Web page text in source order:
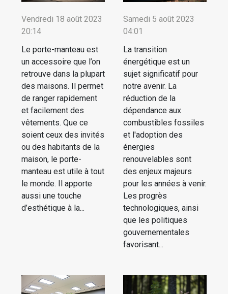
Vendredi 18 août 2023
20:14
Le porte-manteau est
un accessoire que l’on
retrouve dans la plupart
des maisons. Il permet
de ranger rapidement
et facilement des
vêtements. Que ce
soient ceux des invités
ou des habitants de la
maison, le porte-
manteau est utile à tout
le monde. Il apporte
aussi une touche
d’esthétique à la...
Samedi 5 août 2023
04:01
La transition
énergétique est un
sujet significatif pour
notre avenir. La
réduction de la
dépendance aux
combustibles fossiles
et l'adoption des
énergies
renouvelables sont
des enjeux majeurs
pour les années à venir.
Les progrès
technologiques, ainsi
que les politiques
gouvernementales
favorisant...